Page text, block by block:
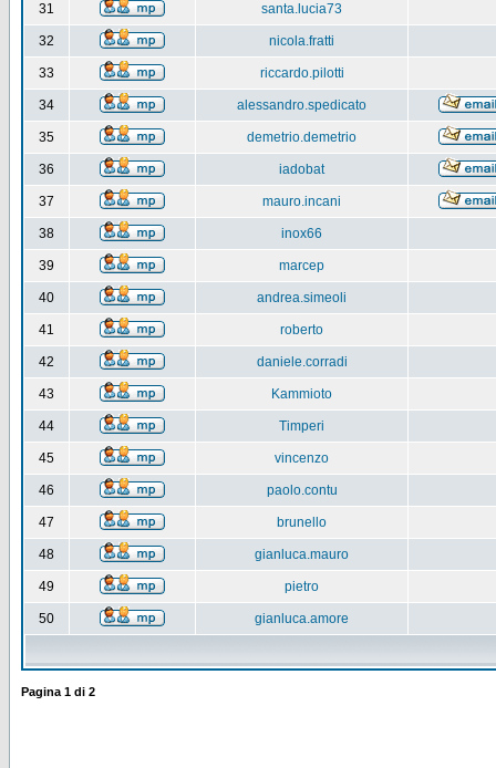
31 santa.lucia73
32 nicola.fratti
33 riccardo.pilotti
34 alessandro.spedicato
35 demetrio.demetrio
36 iadobat
37 mauro.incani
38 inox66
39 marcep
40 andrea.simeoli
41 roberto
42 daniele.corradi
43 Kammioto
44 Timperi
45 vincenzo
46 paolo.contu
47 brunello
48 gianluca.mauro
49 pietro
50 gianluca.amore
Pagina 1 di 2